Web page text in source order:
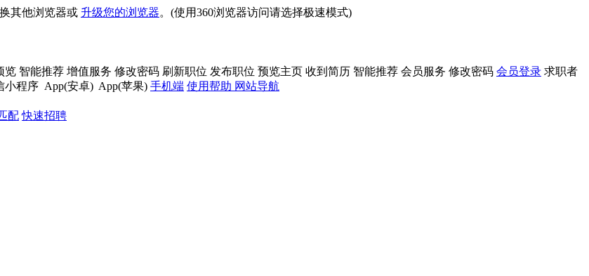
其他浏览器或 升级您的浏览器。(使用360浏览器访问请选择极速模式)
览 智能推荐 增值服务 修改密码 刷新职位 发布职位 预览主页 收到简历 智能推荐 会员服务 修改密码 会员登录 求职者
小程序 App(安卓) App(苹果) 手机端 使用帮助 网站导航
配 快速招聘